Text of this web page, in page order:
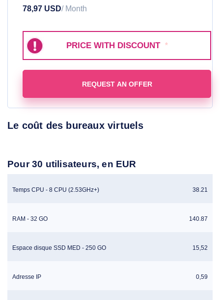
78,97 USD/ Month
PRICE WITH DISCOUNT *
REQUEST AN OFFER
Le coût des bureaux virtuels
Pour 30 utilisateurs, en EUR
Temps CPU - 8 CPU (2.53GHz+) 38.21
RAM - 32 GO 140.87
Espace disque SSD MED - 250 GO 15,52
Adresse IP 0,59